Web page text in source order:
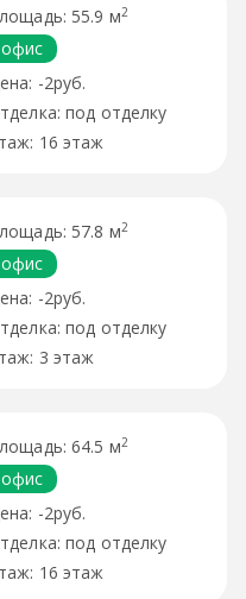
55.9 м2
офис
-2руб.
под отделку
16 этаж
57.8 м2
офис
-2руб.
под отделку
3 этаж
64.5 м2
офис
-2руб.
под отделку
16 этаж